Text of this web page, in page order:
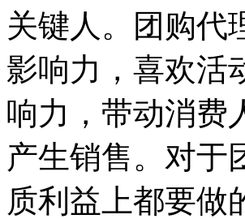
关键人。团购代
影响力，喜欢活
响力，带动消费
产生销售。对于
质利益上都要做